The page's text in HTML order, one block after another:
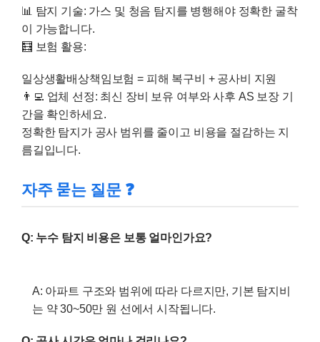
📊 탐지 기술: 가스 및 청음 탐지를 병행해야 정확한 굴착
이 가능합니다.
🧮 보험 활용:
일상생활배상책임보험 = 피해 복구비 + 공사비 지원
👨‍💻 업체 선정: 최신 장비 보유 여부와 사후 AS 보장 기
간을 확인하세요.
정확한 탐지가 공사 범위를 줄이고 비용을 절감하는 지
름길입니다.
자주 묻는 질문 ❓
Q: 누수 탐지 비용은 보통 얼마인가요?
A: 아파트 구조와 범위에 따라 다르지만, 기본 탐지비
는 약 30~50만 원 선에서 시작됩니다.